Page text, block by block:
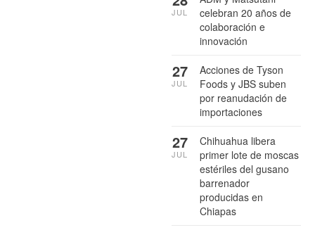
celebran 20 años de
colaboración e
innovación
JUL
Acciones de Tyson
Foods y JBS suben
por reanudación de
importaciones
27
JUL
Chihuahua libera
primer lote de moscas
estériles del gusano
barrenador
producidas en
Chiapas
27
JUL